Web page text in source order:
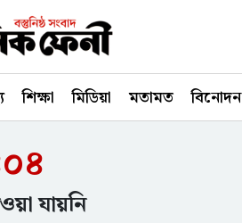
শিক্ষা মিডিয়া মতামত বিনোদন
যায়নি